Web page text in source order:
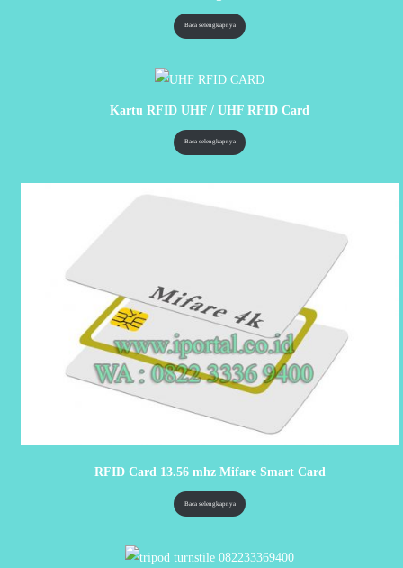
Baca selengkapnya
Kartu RFID UHF / UHF RFID Card
Baca selengkapnya
RFID Card 13.56 mhz Mifare Smart Card
Baca selengkapnya